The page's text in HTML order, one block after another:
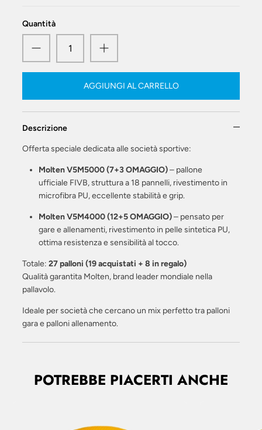
Quantità
AGGIUNGI AL CARRELLO
Descrizione
Offerta speciale dedicata alle società sportive:
Molten V5M5000 (7+3 OMAGGIO)– pallone
ufficiale FIVB, struttura a 18 pannelli, rivestimento in
microfibra PU, eccellente stabilità e grip.
Molten V5M4000 (12+5 OMAGGIO)– pensato per
gare e allenamenti, rivestimento in pelle sintetica PU,
ottima resistenza e sensibilità al tocco.
Totale: 27 palloni (19 acquistati + 8 in regalo)
Qualità garantita Molten, brand leader mondiale nella
pallavolo.
Ideale per società che cercano un mix perfetto tra palloni
gara e palloni allenamento.
POTREBBE PIACERTI ANCHE